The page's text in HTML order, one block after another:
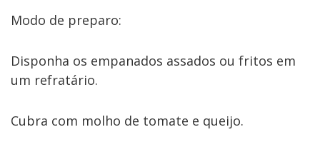
Modo de preparo:
Disponha os empanados assados ou fritos em
um refratário.
Cubra com molho de tomate e queijo.